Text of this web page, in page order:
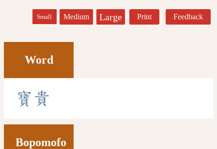
Small Medium Large Print Feedback
Word
寶 貴
Bopomofo